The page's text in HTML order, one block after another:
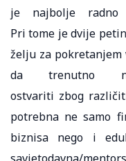
je najbolje
Pri tome je dvije
želju za
da trenutno
ostvariti zbog
potrebna ne samo
biznisa nego i